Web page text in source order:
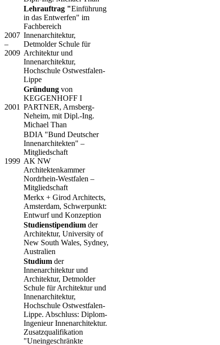
​2007
–
2009
​Lehrauftrag "Einführung
in das Entwerfen" im
Fachbereich
Innenarchitektur,
Detmolder Schule für
Architektur und
Innenarchitektur,
Hochschule Ostwestfalen-
Lippe
​2001
​Gründung von
KEGGENHOFF I
PARTNER, Arnsberg-
Neheim, mit Dipl.-Ing.
Michael Than
​1999
​BDIA "Bund Deutscher
Innenarchitekten" –
Mitgliedschaft
AK NW
Architektenkammer
Nordrhein-Westfalen –
Mitgliedschaft
​Merkx + Girod Architects,
Amsterdam, Schwerpunkt:
Entwurf und Konzeption
​Studienstipendium der
Architektur, University of
New South Wales, Sydney,
Australien
​Studium der
Innenarchitektur und
Architektur, Detmolder
Schule für Architektur und
Innenarchitektur,
Hochschule Ostwestfalen-
Lippe. Abschluss: Diplom-
Ingenieur Innenarchitektur.
Zusatzqualifikation
"Uneingeschränkte